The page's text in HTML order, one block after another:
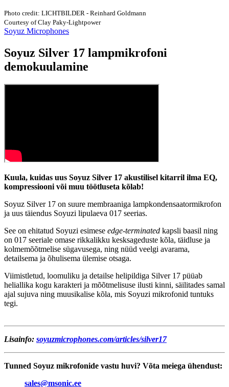
Photo credit: LICHTBILDER - Reinhard Goldmann
Courtesy of Clay Paky-Lightpower
Soyuz Microphones
Soyuz Silver 17 lampmikrofoni
demokuulamine
Kuula, kuidas uus Soyuz Silver 17 akustilisel kitarril ilma EQ,
kompressiooni või muu töötluseta kõlab!
Soyuz Silver 17 on suure membraaniga lampkondensaatormikrofon
ja uus täiendus Soyuzi lipulaeva 017 seerias.
See on ehitatud Soyuzi esimese edge-terminated kapsli baasil ning
on 017 seeriale omase rikkalikku kesksageduste kõla, täidluse ja
kolmemõõtmelise sügavusega, ning nüüd veelgi avarama,
detailsema ja õhulisema ülemise otsaga.
Viimistletud, loomuliku ja detailse helipildiga Silver 17 püüab
heliallika kogu karakteri ja mõõtmelisuse ilusti kinni, säilitades samal
ajal sujuva ning muusikalise kõla, mis Soyuzi mikrofonid tuntuks
tegi.
Lisainfo: soyuzmicrophones.com/articles/silver17
Tunned Soyuz mikrofonide vastu huvi? Võta meiega ühendust:
sales@msonic.ee